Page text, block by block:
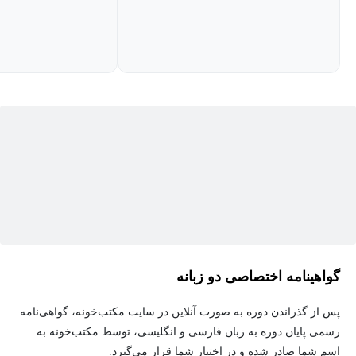
شرکت‌کنندگان چه دستاوردی خواهند داشت؟
اصلی­‌ترین دستاورد این دوره برای مخاطبان توانایی برطرف کردن
گواهینامه اختصاصی دو زبانه
پس از گذراندن دوره به صورت آنلاین در سایت مکتب‌خونه، گواهی‌نامه
رسمی پایان دوره به زبان فارسی و انگلیسی، توسط مکتب‌خونه به
اسم شما صادر شده و در اختیار شما قرار می‌گیرد.